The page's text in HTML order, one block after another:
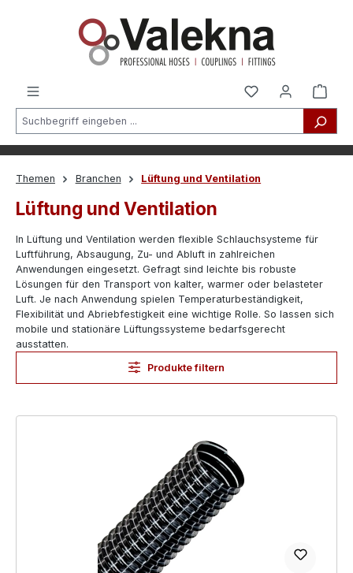
Themen Branchen Lüftung und Ventilation
Lüftung und Ventilation
In Lüftung und Ventilation werden flexible Schlauchsysteme für
Luftführung, Absaugung, Zu- und Abluft in zahlreichen
Anwendungen eingesetzt. Gefragt sind leichte bis robuste
Lösungen für den Transport von kalter, warmer oder belasteter
Luft. Je nach Anwendung spielen Temperaturbeständigkeit,
Flexibilität und Abriebfestigkeit eine wichtige Rolle. So lassen sich
mobile und stationäre Lüftungssysteme bedarfsgerecht
ausstatten.
Produkte filtern